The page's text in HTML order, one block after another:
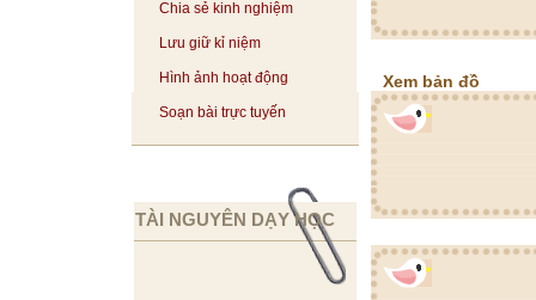
Chia sẻ kinh nghiệm
Lưu giữ kỉ niệm
Hình ảnh hoạt động
Soạn bài trực tuyến
TÀI NGUYÊN DẠY HỌC
Xem bản đồ